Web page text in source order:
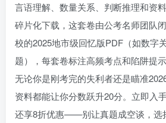
言语理解、数量关系、判断推理和资
碎片化下载，这套卷由公考名师团队
校的2025地市级回忆版PDF（如数字
题），每套卷标注高频考点和陷阱提
无论你是刚考完的失利者还是瞄准
资料都能让你分数跃升20分。立即入
还享8折优惠——别让真题成空谈，选